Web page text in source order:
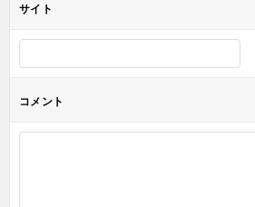
サイト
コメント